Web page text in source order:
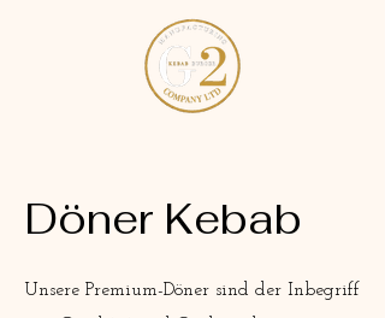
Döner Kebab
Unsere Premium-Döner sind der Inbegriff